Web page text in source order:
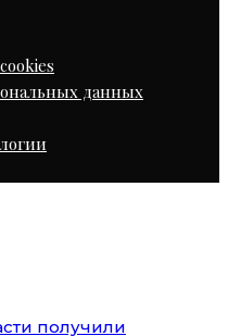
данных
получили